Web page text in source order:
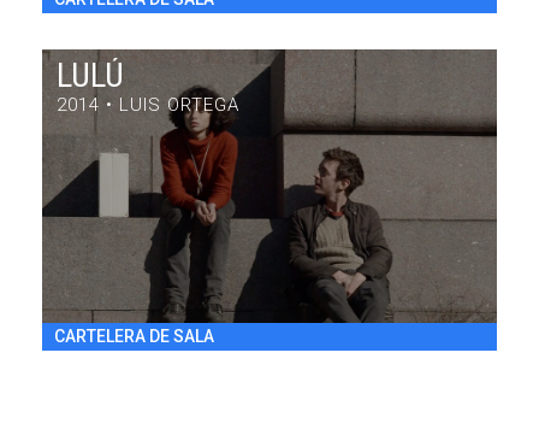
LULÚ
2014 • LUIS ORTEGA
CARTELERA DE SALA
LULÚ
DRAMA / 84' / ARGENTINA / 2014
VIE 31/7 20:30h